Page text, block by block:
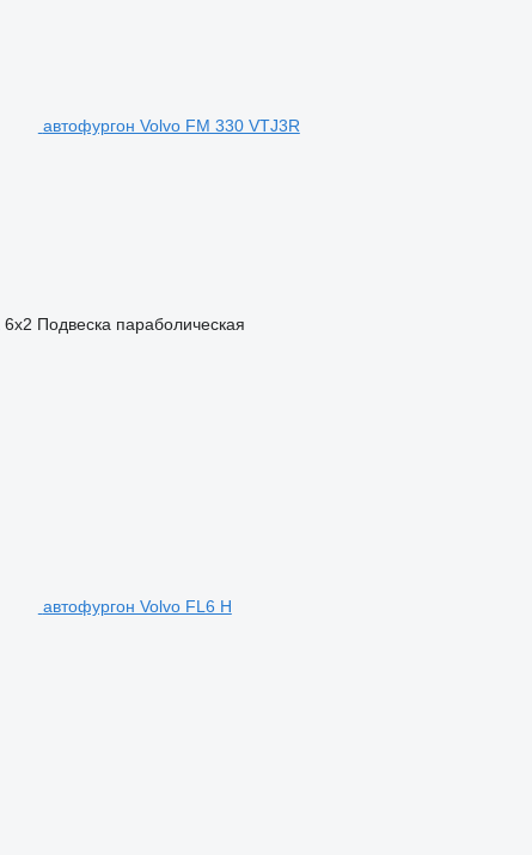
автофургон Volvo FM 330 VTJ3R
6x2 Подвеска параболическая
автофургон Volvo FL6 H